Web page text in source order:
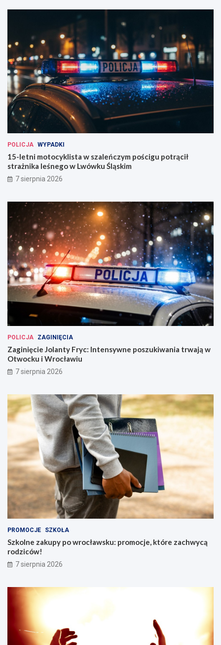
POLICJA WYPADKI
15-letni motocyklista w szaleńczym pościgu potrącił
strażnika leśnego w Lwówku Śląskim
7 sierpnia 2026
POLICJA ZAGINIĘCIA
Zaginięcie Jolanty Fryc: Intensywne poszukiwania trwają w
Otwocku i Wrocławiu
7 sierpnia 2026
PROMOCJE SZKOŁA
Szkolne zakupy po wrocławsku: promocje, które zachwycą
rodziców!
7 sierpnia 2026